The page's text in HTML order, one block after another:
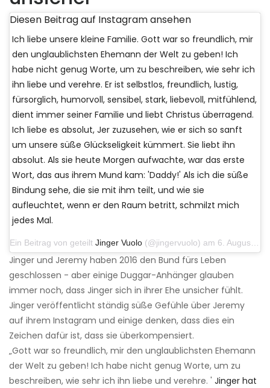
Diesen Beitrag auf Instagram ansehen
Ich liebe unsere kleine Familie. Gott war so freundlich, mir
den unglaublichsten Ehemann der Welt zu geben! Ich
habe nicht genug Worte, um zu beschreiben, wie sehr ich
ihn liebe und verehre. Er ist selbstlos, freundlich, lustig,
fürsorglich, humorvoll, sensibel, stark, liebevoll, mitfühlend,
dient immer seiner Familie und liebt Christus überragend.
Ich liebe es absolut, Jer zuzusehen, wie er sich so sanft
um unsere süße Glückseligkeit kümmert. Sie liebt ihn
absolut. Als sie heute Morgen aufwachte, war das erste
Wort, das aus ihrem Mund kam: 'Daddy!' Als ich die süße
Bindung sehe, die sie mit ihm teilt, und wie sie
aufleuchtet, wenn er den Raum betritt, schmilzt mich
jedes Mal.
Ein Beitrag von geteilt Jinger Vuolo (@jingervuolo) am 6. August 2019 um 21:14 Uhr PDT
Jinger und Jeremy haben 2016 den Bund fürs Leben
geschlossen - aber einige Duggar-Anhänger glauben
immer noch, dass Jinger sich in ihrer Ehe unsicher fühlt.
Jinger veröffentlicht ständig süße Gefühle über Jeremy
auf ihrem Instagram und einige denken, dass dies ein
Zeichen dafür ist, dass sie überkompensiert.
„Gott war so freundlich, mir den unglaublichsten Ehemann
der Welt zu geben! Ich habe nicht genug Worte, um zu
beschreiben, wie sehr ich ihn liebe und verehre. ' Jinger hat